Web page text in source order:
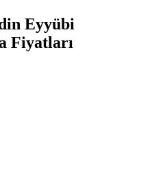
Eyyübi
Fiyatları